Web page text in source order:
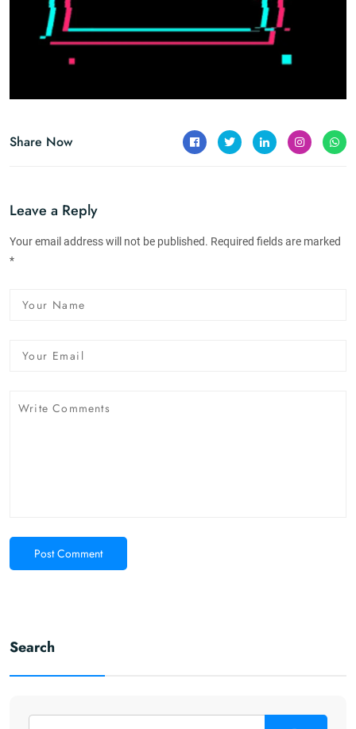
Share Now
Leave a Reply
Your email address will not be published. Required fields are marked
*
Post Comment
Search